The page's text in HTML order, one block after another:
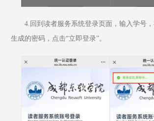
4.回到读者服务系统登录页面，输入学号
生成的密码，点击“立即登录”。